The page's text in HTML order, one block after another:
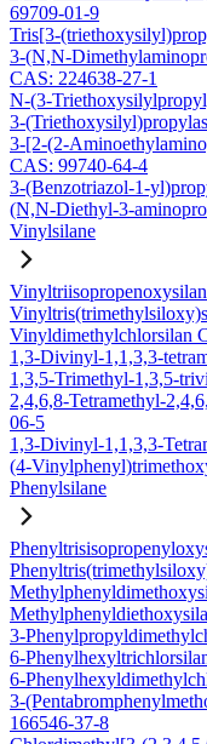
69709-01-9
Tris[3-
3-(N,N-
CAS: 224638-27-1
N-(3-
3-
3-[2-(2-
CAS: 99740-64-4
3-(Benzotriazol-1-
(N,N-Diethyl-3-
Vinylsilane
Vinyldimethylchlorsilan
1,3-Divinyl-1,1,3,3-
1,3,5-Trimethyl-1,3,5-
2,4,6,8-Tetramethyl-
06-5
1,3-Divinyl-1,1,3,3-
(4-
Phenylsilane
3-
6-
6-
3-
166546-37-8